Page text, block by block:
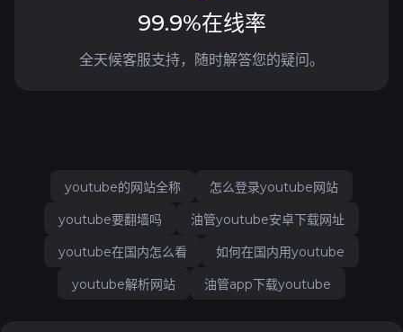
99.9%在线率
全天候客服支持，随时解答您的疑问。
youtube的网站全称
怎么登录youtube网站
youtube要翻墙吗
油管youtube安卓下载网址
youtube在国内怎么看
如何在国内用youtube
youtube解析网站
油管app下载youtube